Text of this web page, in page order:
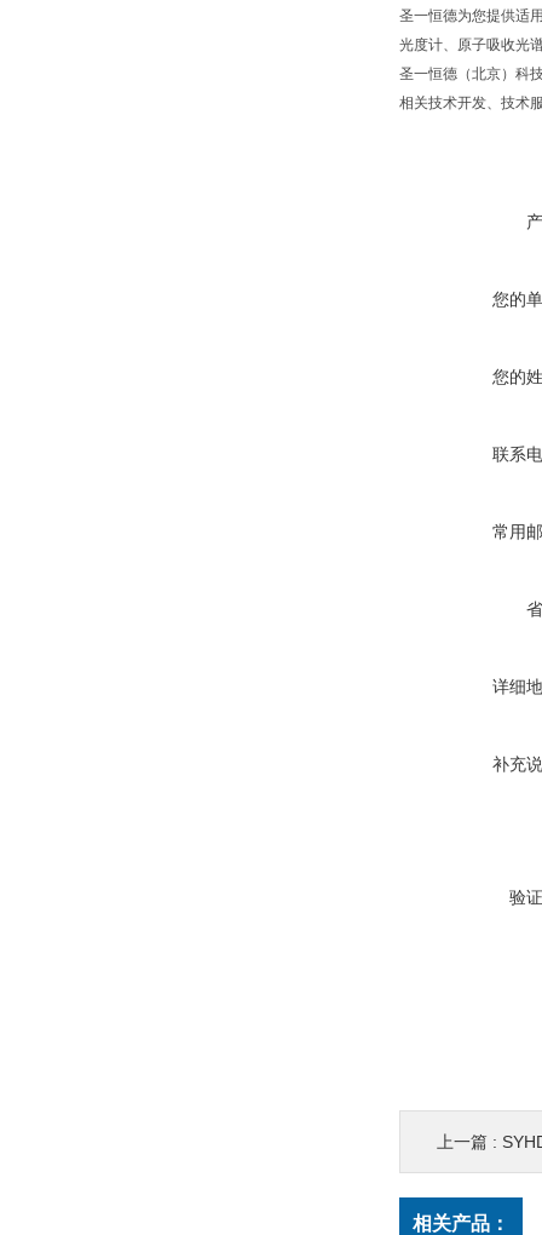
圣一恒德为您提供适
光度计、原子吸收光
圣一恒德（北京）科
相关技术开发、技术
您的
您的
联系
常用
详细
补充
验
上一篇 :
相关产品：